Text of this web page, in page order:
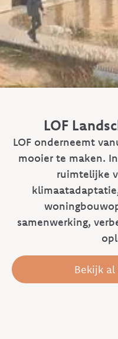
LOF
LOF onderneemt
mooier te maken.
ruimtelijke
samenwerking,
Bekijk